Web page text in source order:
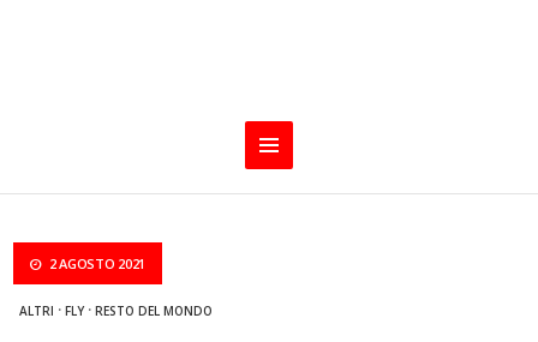
2 AGOSTO 2021
ALTRI ·FLY·RESTO DEL MONDO